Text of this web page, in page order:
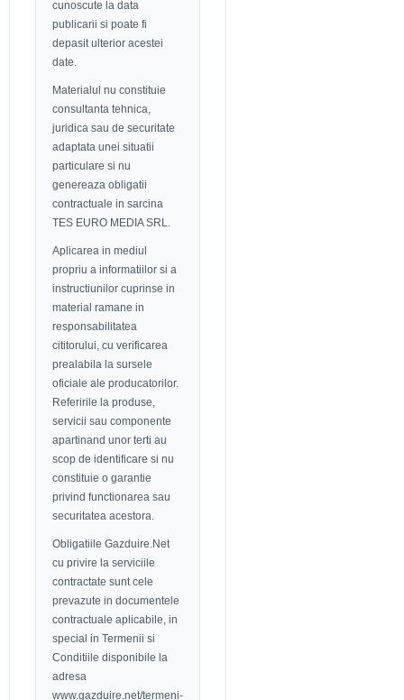
cunoscute la data
publicarii si poate fi
depasit ulterior acestei
date.
Materialul nu constituie
consultanta tehnica,
juridica sau de securitate
adaptata unei situatii
particulare si nu
genereaza obligatii
contractuale in sarcina
TES EURO MEDIA SRL.
Aplicarea in mediul
propriu a informatiilor si a
instructiunilor cuprinse in
material ramane in
responsabilitatea
cititorului, cu verificarea
prealabila la sursele
oficiale ale producatorilor.
Referirile la produse,
servicii sau componente
apartinand unor terti au
scop de identificare si nu
constituie o garantie
privind functionarea sau
securitatea acestora.
Obligatiile Gazduire.Net
cu privire la serviciile
contractate sunt cele
prevazute in documentele
contractuale aplicabile, in
special in Termenii si
Conditiile disponibile la
adresa
www.gazduire.net/termeni-